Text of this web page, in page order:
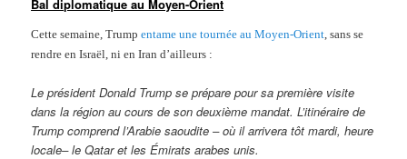
Bal diplomatique au Moyen-Orient
Cette semaine, Trumpentame une tournée au Moyen-Orient , sans se
rendre en Israël, ni en Iran d’ailleurs :
Le président Donald Trump se prépare pour sa première visite
dans la région au cours de son deuxième mandat. L’itinéraire de
Trump comprend l’Arabie saoudite – où il arrivera tôt mardi, heure
locale– le Qatar et les Émirats arabes unis.